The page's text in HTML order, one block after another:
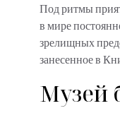
Под ритмы
в мире
зрелищных
занесенное в
Музей